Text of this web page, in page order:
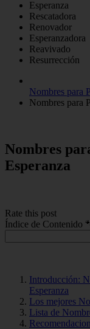
Esperanza
Rescatadora
Renovador
Esperanzadora
Reavivado
Resurrección
Nombres para
Nombres para
Nombres
Esperanza
Rate this post
Índice de Contenido
Introducción:
Esperanza
Los mejores
Lista de